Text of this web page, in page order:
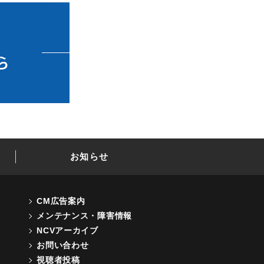
お知らせ
CM広告案内
メンテナンス・障害情報
NCVアーカイブ
お問い合わせ
視聴者投稿